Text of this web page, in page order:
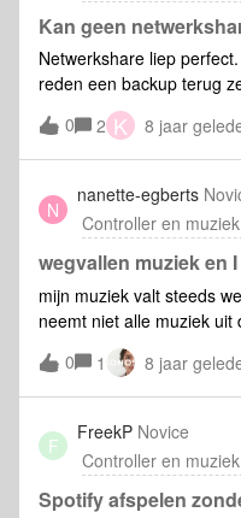
Kan geen
Netwerkshare liep
reden een backup terug
probeerde ik een nieuwe share te
doorlopen te hebben krijg ik deze
door Sonos zelf
Voor dat de backup
Hoe zit dat? :?
0 2 K 8 jaar
N
nanette-egberts
Controller en
wegvallen muziek en
mijn muziek valt steeds
neemt niet alle muziek uit
0
1 8 jaar
F
FreekP Novice
Controller en
Spotify afspelen